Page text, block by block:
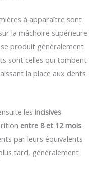
à apparaître sont
la mâchoire supérieure
produit généralement
sont celles qui tombent
la place aux dents
les incisives
entre 8 et 12 mois.
par leurs équivalents
tard, généralement